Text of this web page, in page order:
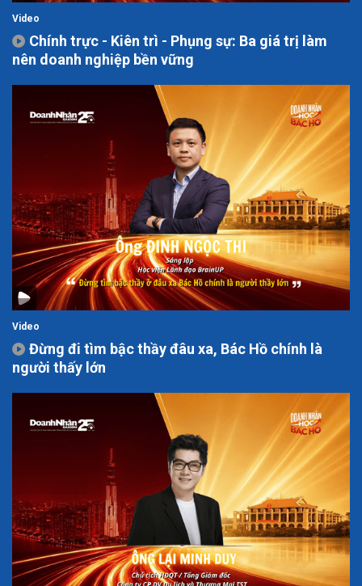
Video
Chính trực - Kiên trì - Phụng sự: Ba giá trị làm
nên doanh nghiệp bền vững
Video
Đừng đi tìm bậc thầy đâu xa, Bác Hồ chính là
người thấy lớn